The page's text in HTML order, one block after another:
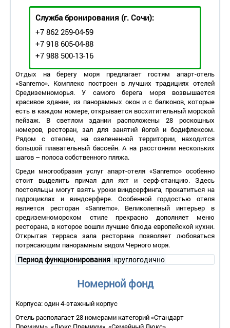
Служба бронирования (г. Сочи):
+7 862 259-04-59
+7 918 605-04-88
+7 988 500-13-16
Отдых на берегу моря предлагает гостям апарт-отель
«Sanremo». Комплекс построен в лучших традициях отелей
Средиземноморья. У самого берега моря возвышается
красивое здание, из панорамных окон и с балконов, которые
есть в каждом номере, открывается восхитительный морской
пейзаж. В светлом здании расположены 28 роскошных
номеров, ресторан, зал для занятий йогой и бодифлексом.
Рядом с отелем, на озелененной территории, находится
большой плавательный бассейн. А на расстоянии нескольких
шагов – полоса собственного пляжа.
Среди многообразия услуг апарт-отеля «Sanremo» особенно
стоит выделить причал для яхт и серф-станцию. Здесь
постояльцы могут взять уроки виндсерфинга, прокатиться на
гидроциклах и виндсерфере. Особенной гордостью отеля
является ресторан «Sanremo». Великолепный интерьер в
средиземноморском стиле прекрасно дополняет меню
ресторана, в которое вошли лучшие блюда европейской кухни.
Открытая терраса зала ресторана позволяет любоваться
потрясающим панорамным видом Черного моря.
Период функционирования круглогодично
Номерной фонд
Корпуса: один 4-этажный корпус
Отель располагает 28 номерами категорий «Стандарт